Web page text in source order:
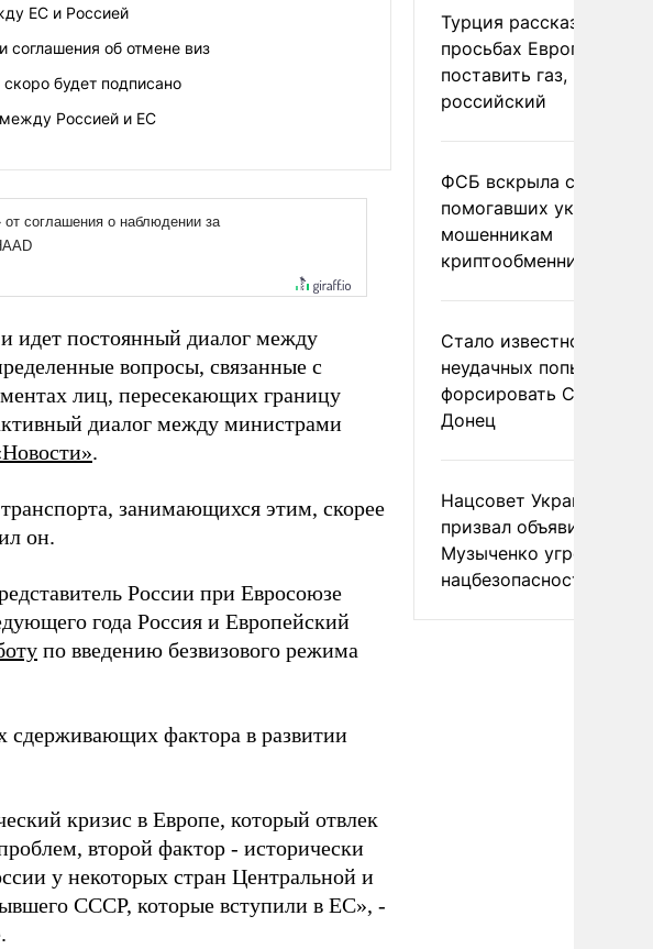
ЕС и Россией
соглашения об отмене виз
будет подписано
Россией и ЕС
идет постоянный диалог между
вопросы, связанные с
лиц, пересекающих границу
диалог между министрами
.
занимающихся этим, скорее
он.
России при Евросоюзе
года Россия и Европейский
по введению безвизового режима
сдерживающих фактора в развитии
кризис в Европе, который отвлек
второй фактор - исторически
у некоторых стран Центральной и
СССР, которые вступили в ЕС», -
Турция рассказала о
просьбах Европы
поставить газ, но не
российский
ФСБ вскрыла сеть
помогавших
мошенникам
криптообменников
Стало известно о
неудачных попытках
форсировать
Донец
Нацсовет Украины по
призвал объявить
Музыченко угрозой
нацбезопасности